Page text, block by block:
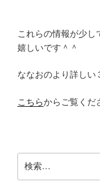
これらの情報が少し
嬉しいです＾＾
ななおのより詳しい
こちらからご覧くだ
索: